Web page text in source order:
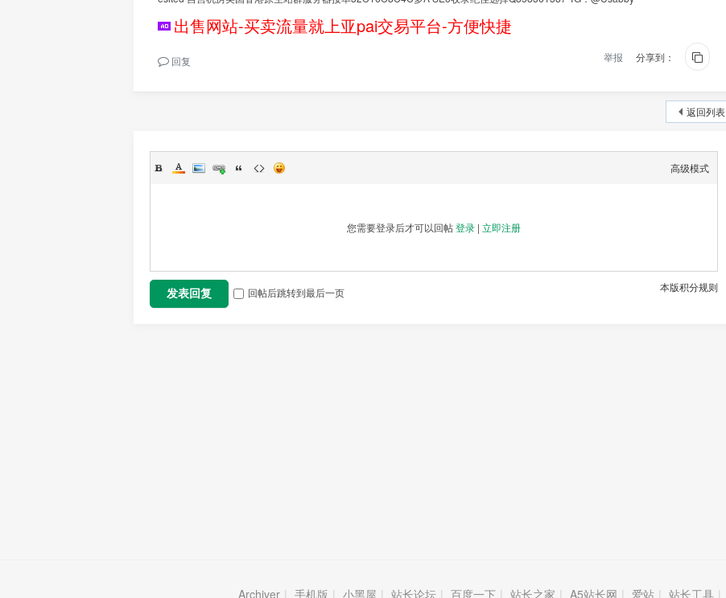
出售网站-买卖流量就上亚pai交易平台-方便快捷
分享到：
回复 举报
返回列表
高级模式
您需要登录后才可以回帖登录 | 立即注册
本版积分规则
发表回复 回帖后跳转到最后一页
Archiver | 手机版 | 小黑屋 | 站长论坛 | 百度一下 | 站长之家 | A5站长网 | 爱站 | 站长工具 |